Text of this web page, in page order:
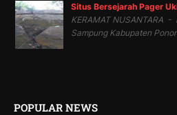
Situs Bersejarah Pager
KERAMAT NUSANTARA
Sampung Kabupaten
POPULAR NEWS